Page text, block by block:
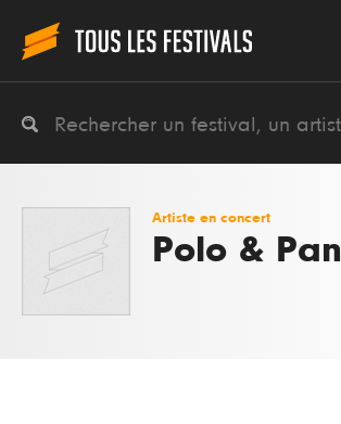
Artiste en concert
Polo & Pan